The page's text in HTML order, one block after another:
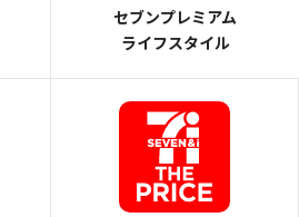
セブンプレミアム
ライフスタイル